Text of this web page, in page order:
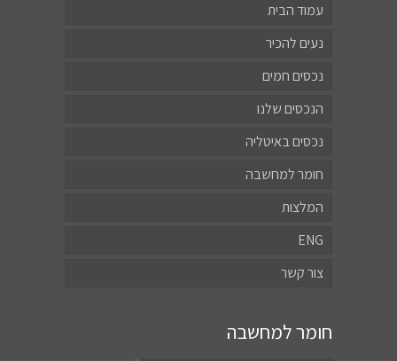
עמוד הבית
נעים להכיר
נכסים חמים
הנכסים שלנו
נכסים באיטליה
חומר למחשבה
המלצות
ENG
צור קשר
חומר למחשבה